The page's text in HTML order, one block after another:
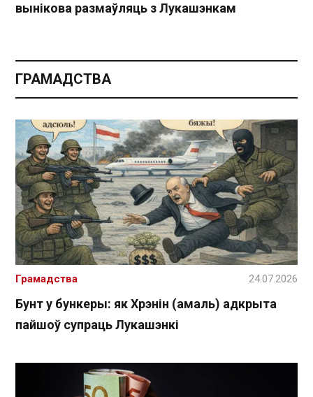
вынікова размаўляць з Лукашэнкам
ГРАМАДСТВА
Бунт у бункеры: як Хрэнін (амаль) адкрыта
пайшоў супраць Лукашэнкі
Грамадства 24.07.2026